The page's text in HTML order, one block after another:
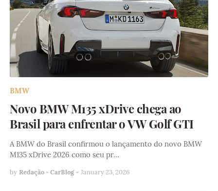
BMW
Novo BMW M135 xDrive chega ao
Brasil para enfrentar o VW Golf GTI
A BMW do Brasil confirmou o lançamento do novo BMW
M135 xDrive 2026 como seu pr…
by Redação - CarBlog - January 23, 2026